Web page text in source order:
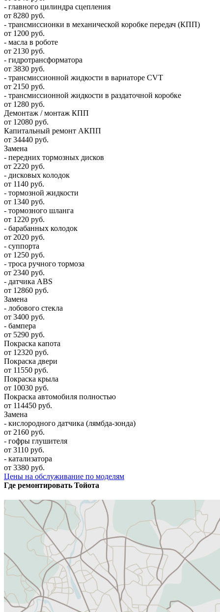
- главного цилиндра сцепления
от 8280 руб.
- трансмиссионки в механической коробке передач (КПП)
от 1200 руб.
- масла в роботе
от 2130 руб.
- гидротрансформатора
от 3830 руб.
- трансмиссионной жидкости в вариаторе CVT
от 2150 руб.
- трансмиссионной жидкости в раздаточной коробке
от 1280 руб.
Демонтаж / монтаж КПП
от 12080 руб.
Капитальный ремонт АКПП
от 34440 руб.
Замена
- передних тормозных дисков
от 2220 руб.
- дисковых колодок
от 1140 руб.
- тормозной жидкости
от 1340 руб.
- тормозного шланга
от 1220 руб.
- барабанных колодок
от 2020 руб.
- суппорта
от 1250 руб.
- троса ручного тормоза
от 2340 руб.
- датчика ABS
от 12860 руб.
Замена
- лобового стекла
от 3400 руб.
- бампера
от 5290 руб.
Покраска капота
от 12320 руб.
Покраска двери
от 11550 руб.
Покраска крыла
от 10030 руб.
Покраска автомобиля полностью
от 114450 руб.
Замена
- кислородного датчика (лямбда-зонда)
от 2160 руб.
- гофры глушителя
от 3110 руб.
- катализатора
от 3380 руб.
Цены на обслуживание по моделям
Где ремонтировать Тойота